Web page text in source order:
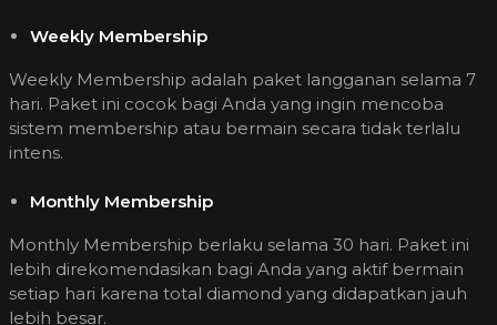
Weekly Membership
Weekly Membership adalah paket langganan selama 7
hari. Paket ini cocok bagi Anda yang ingin mencoba
sistem membership atau bermain secara tidak terlalu
intens.
Monthly Membership
Monthly Membership berlaku selama 30 hari. Paket ini
lebih direkomendasikan bagi Anda yang aktif bermain
setiap hari karena total diamond yang didapatkan jauh
lebih besar.